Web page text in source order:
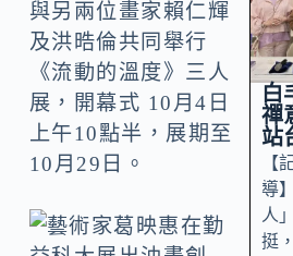
與另兩位畫家賴仁輝
及洪晧倫共同舉行
《流動的溫度》三人
展，開幕式 10月4日
上午10點半，展期至
10月29日。
白
禪
站
【
導
人
挺